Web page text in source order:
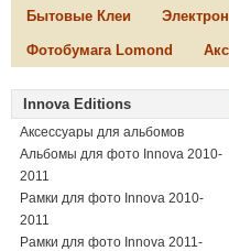
Бытовые Клеи
Фотобумага Lomond
Innova Editions
Аксессуары для альбомов
Альбомы для фото Innova 2010-
2011
Рамки для фото Innova 2010-
2011
Рамки для фото Innova 2011-